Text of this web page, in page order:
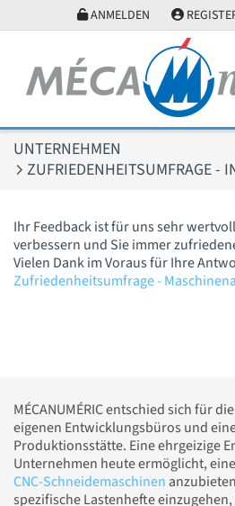
ANMELDEN
UNTERNEHMEN
ZUFRIEDENHEITSUMFRAGE -
Ihr Feedback ist für uns sehr
verbessern und Sie immer
Vielen Dank im Voraus für Ihre
Zufriedenheitsumfrage -
MÉCANUMÉRIC entschied sich für
eigenen Entwicklungsbüros und
Produktionsstätte. Eine ehrgeizige
Unternehmen heute ermöglicht,
CNC-Schneidemaschinen
spezifische Lastenhefte
Cookie-Einstellungen